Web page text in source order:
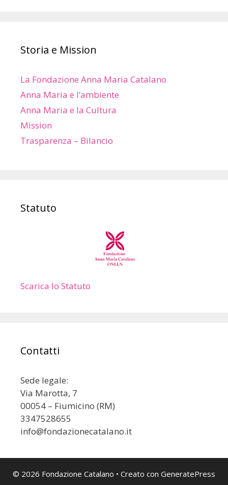
Storia e Mission
La Fondazione Anna Maria Catalano
Anna Maria e l’ambiente
Anna Maria e la Cultura
Mission
Trasparenza – Bilancio
Statuto
Scarica lo Statuto
Contatti
Sede legale:
Via Marotta, 7
00054 – Fiumicino (RM)
3347528655
info@fondazionecatalano.it
© 2026 Fondazione Catalano • Creato con GeneratePress